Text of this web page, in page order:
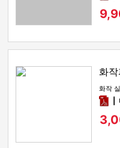
화
화작